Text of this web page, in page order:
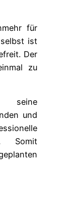
für
ist
Der
zu
seine
und
Somit